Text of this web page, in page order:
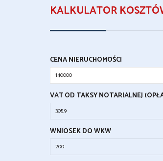
KALKULATOR
CENA NIERUCHOMOŚCI
VAT OD TAKSY NOTARIALNEJ
WNIOSEK DO WKW